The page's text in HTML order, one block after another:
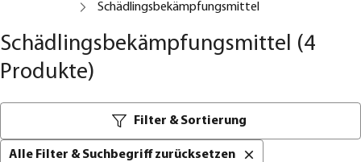
Schädlingsbekämpfungsmittel
Schädlingsbekämpfungsmittel (4
Produkte)
Filter & Sortierung
Alle Filter & Suchbegriff zurücksetzen